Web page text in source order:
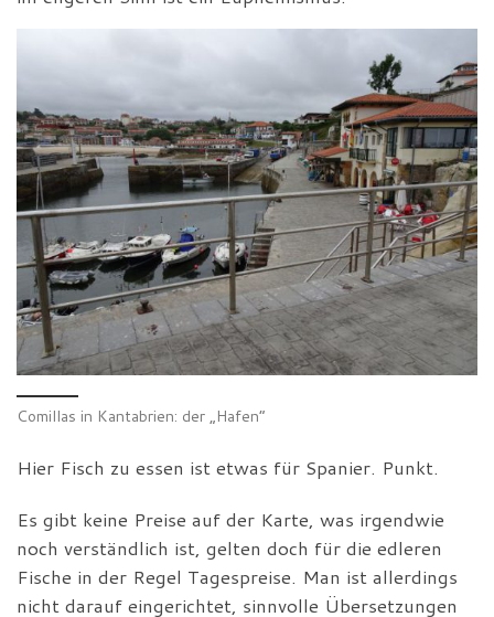
Comillas in Kantabrien: der „Hafen“
Hier Fisch zu essen ist etwas für Spanier. Punkt.
Es gibt keine Preise auf der Karte, was irgendwie
noch verständlich ist, gelten doch für die edleren
Fische in der Regel Tagespreise. Man ist allerdings
nicht darauf eingerichtet, sinnvolle Übersetzungen